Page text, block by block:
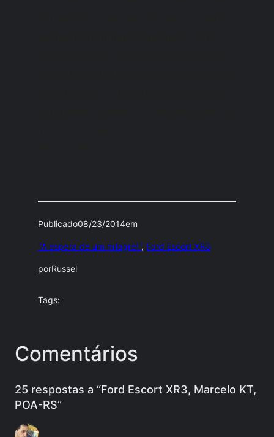
Publicado08/23/2014em
"À espera de um milagre!", Ford Escort XR3
porRussel
Tags:
Comentários
25 respostas a “Ford Escort XR3, Marcelo KT,
POA-RS”